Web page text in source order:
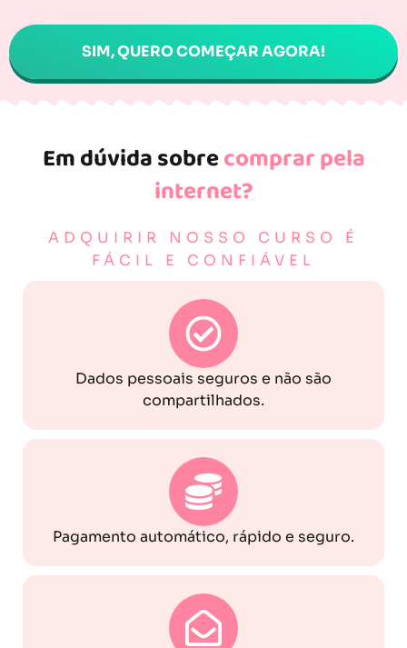
SIM, QUERO COMEÇAR AGORA!
Em dúvida sobrecomprar pela
internet?
ADQUIRIR NOSSO CURSO É
FÁCIL E CONFIÁVEL
Dados pessoais seguros e não são
compartilhados.
Pagamento automático, rápido e seguro.